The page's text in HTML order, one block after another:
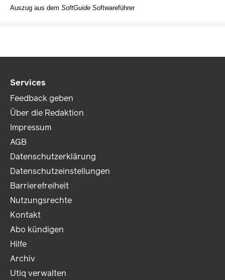
Auszug aus dem SoftGuide Softwareführer
Services
Feedback geben
Über die Redaktion
Impressum
AGB
Datenschutzerklärung
Datenschutzeinstellungen
Barrierefreiheit
Nutzungsrechte
Kontakt
Abo kündigen
Hilfe
Archiv
Utiq verwalten